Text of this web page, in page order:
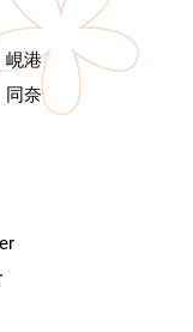
峴港
同奈